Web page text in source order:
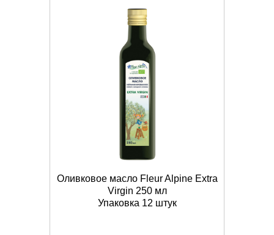
Оливковое масло Fleur Alpine Extra
Virgin 250 мл
Упаковка 12 штук